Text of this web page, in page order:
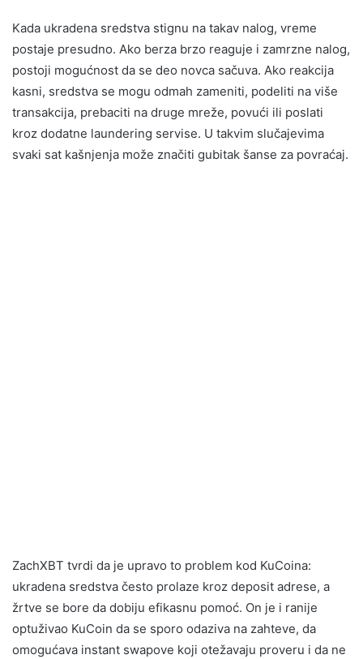
Kada ukradena sredstva stignu na takav nalog, vreme
postaje presudno. Ako berza brzo reaguje i zamrzne nalog,
postoji mogućnost da se deo novca sačuva. Ako reakcija
kasni, sredstva se mogu odmah zameniti, podeliti na više
transakcija, prebaciti na druge mreže, povući ili poslati
kroz dodatne laundering servise. U takvim slučajevima
svaki sat kašnjenja može značiti gubitak šanse za povraćaj.
ZachXBT tvrdi da je upravo to problem kod KuCoina:
ukradena sredstva često prolaze kroz deposit adrese, a
žrtve se bore da dobiju efikasnu pomoć. On je i ranije
optuživao KuCoin da se sporo odaziva na zahteve, da
omogućava instant swapove koji otežavaju proveru i da ne